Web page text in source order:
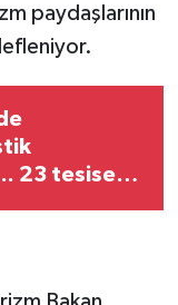
paydaşlarının
23 tesise